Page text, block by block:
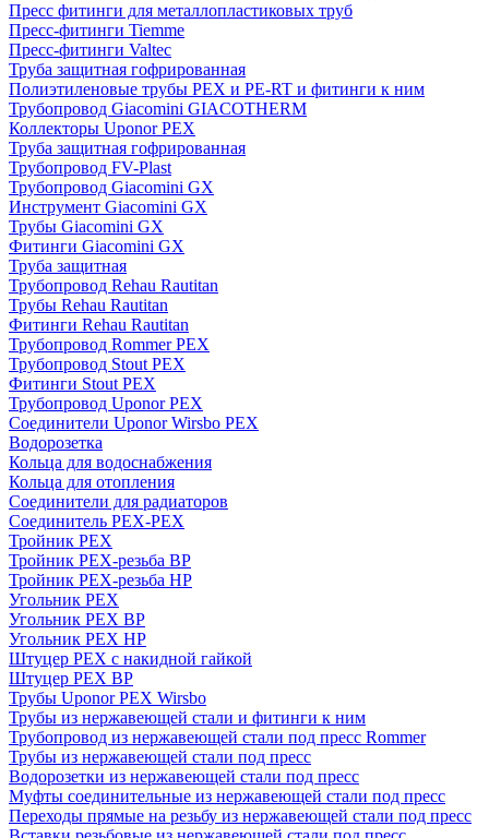
Пресс фитинги для металлопластиковых труб
Пресс-фитинги Tiemme
Пресс-фитинги Valtec
Труба защитная гофрированная
Полиэтиленовые трубы PEX и PE-RT и фитинги к ним
Трубопровод Giacomini GIACOTHERM
Коллекторы Uponor PEX
Труба защитная гофрированная
Трубопровод FV-Plast
Трубопровод Giacomini GX
Инструмент Giacomini GX
Трубы Giacomini GX
Фитинги Giacomini GX
Труба защитная
Трубопровод Rehau Rautitan
Трубы Rehau Rautitan
Фитинги Rehau Rautitan
Трубопровод Rommer PEX
Трубопровод Stout PEX
Фитинги Stout PEX
Трубопровод Uponor PEX
Соединители Uponor Wirsbo PEX
Водорозетка
Кольца для водоснабжения
Кольца для отопления
Соединители для радиаторов
Соединитель PEX-PEX
Тройник PEX
Тройник PEX-резьба ВР
Тройник PEX-резьба НР
Угольник PEX
Угольник PEX ВР
Угольник PEX НР
Штуцер PEX c накидной гайкой
Штуцер PEX ВР
Трубы Uponor PEX Wirsbo
Трубы из нержавеющей стали и фитинги к ним
Трубопровод из нержавеющей стали под пресс Rommer
Трубы из нержавеющей стали под пресс
Водорозетки из нержавеющей стали под пресс
Муфты соединительные из нержавеющей стали под пресс
Переходы прямые на резьбу из нержавеющей стали под пресс